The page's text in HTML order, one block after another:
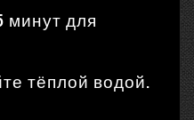
минут для
тёплой водой.